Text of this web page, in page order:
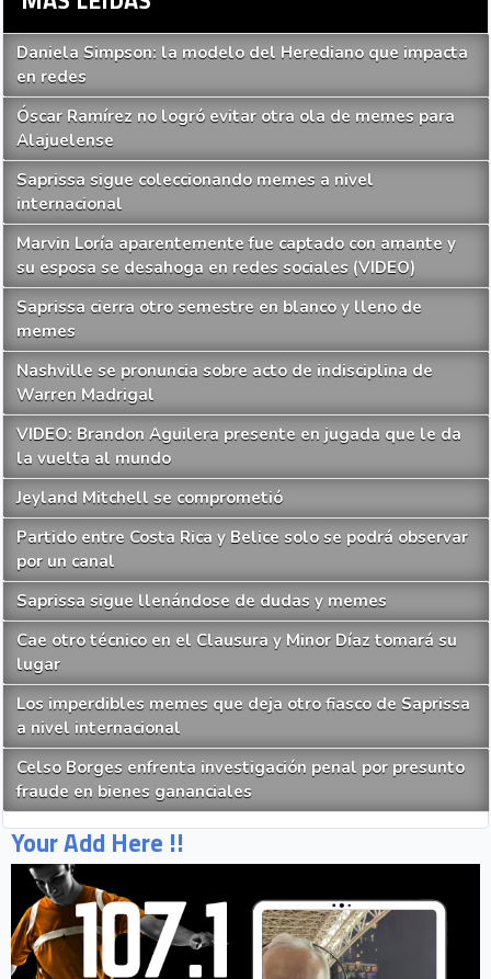
Daniela Simpson: la modelo del Herediano que impacta
en redes
Óscar Ramírez no logró evitar otra ola de memes para
Alajuelense
Saprissa sigue coleccionando memes a nivel
internacional
Marvin Loría aparentemente fue captado con amante y
su esposa se desahoga en redes sociales (VIDEO)
Saprissa cierra otro semestre en blanco y lleno de
memes
Nashville se pronuncia sobre acto de indisciplina de
Warren Madrigal
VIDEO: Brandon Aguilera presente en jugada que le da
la vuelta al mundo
Jeyland Mitchell se comprometió
Partido entre Costa Rica y Belice solo se podrá observar
por un canal
Saprissa sigue llenándose de dudas y memes
Cae otro técnico en el Clausura y Minor Díaz tomará su
lugar
Los imperdibles memes que deja otro fiasco de Saprissa
a nivel internacional
Celso Borges enfrenta investigación penal por presunto
fraude en bienes gananciales
Your Add Here !!